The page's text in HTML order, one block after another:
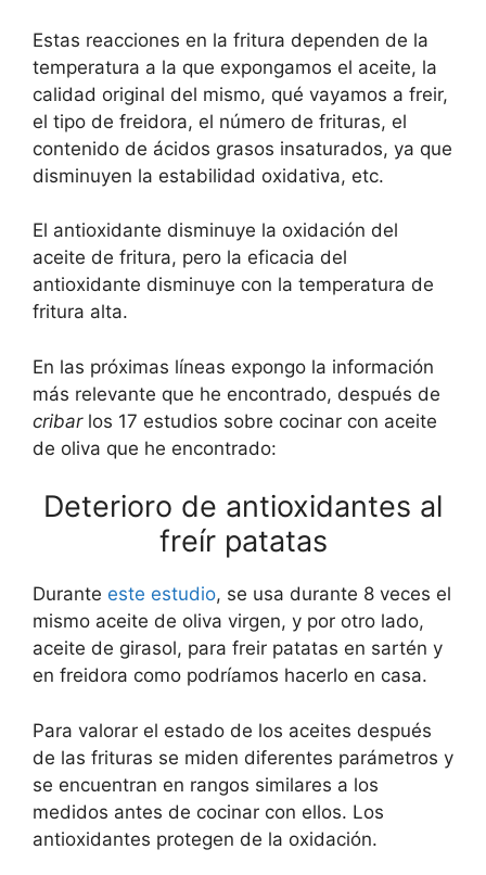
Estas reacciones en la fritura dependen de la
temperatura a la que expongamos el aceite, la
calidad original del mismo, qué vayamos a freir,
el tipo de freidora, el número de frituras, el
contenido de ácidos grasos insaturados, ya que
disminuyen la estabilidad oxidativa, etc.
El antioxidante disminuye la oxidación del
aceite de fritura, pero la eficacia del
antioxidante disminuye con la temperatura de
fritura alta.
En las próximas líneas expongo la información
más relevante que he encontrado, después de
cribarlos 17 estudios sobre cocinar con aceite
de oliva que he encontrado:
Deterioro de antioxidantes al
freír patatas
Durante este estudio, se usa durante 8 veces el
mismo aceite de oliva virgen, y por otro lado,
aceite de girasol, para freir patatas en sartén y
en freidora como podríamos hacerlo en casa.
Para valorar el estado de los aceites después
de las frituras se miden diferentes parámetros y
se encuentran en rangos similares a los
medidos antes de cocinar con ellos. Los
antioxidantes protegen de la oxidación.